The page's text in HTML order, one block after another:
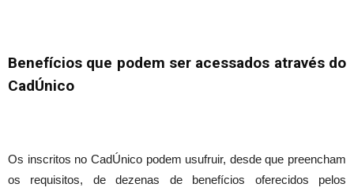
Benefícios que podem ser acessados através do
CadÚnico
Os inscritos no CadÚnico podem usufruir, desde que preencham
os requisitos, de dezenas de benefícios oferecidos pelos